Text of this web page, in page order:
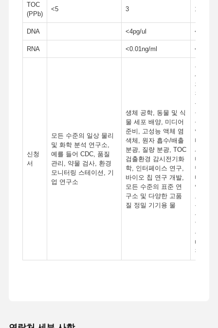
TOC
(PPb)
<5 3 1~3
DNA <4pg/ul <4pg/ul
RNA <0.01ng/ml
신청
서
모든 수준의 일상 물리
및 화학 분석 연구소,
예를 들어 CDC, 품질
관리, 약물 검사, 환경
모니터링 스테이션, 기
업 연구소
생체 공학, 동물 및 식
물 세포 배양, 미디어
준비, 고성능 액체 염
색체, 원자 흡수/배출
분광, 질량 분광, TOC
검출환경 감시전기화
학, 인터페이스 연구,
바이오 칩 연구 개발,
모든 수준의 표준 연
구소 및 다양한 고품
질 정밀 기기용 물
분자생
생명과
전자 연
직 배양
실 수정
공학,
식물 세
양, 미
비,
서열 분
미노산
단백질
다양한
염색체
분광 분
성 연구
학,의약
준 실험
다양한
정밀 기